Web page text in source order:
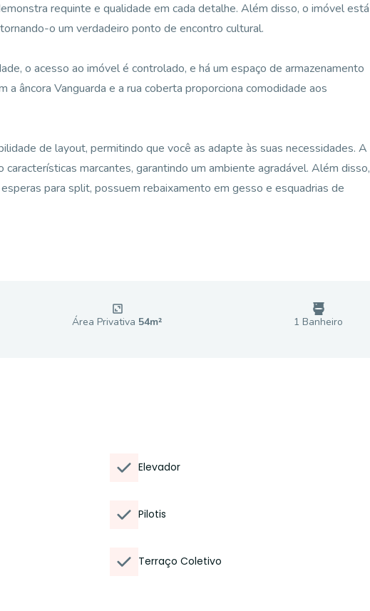
requinte e qualidade em cada detalhe. Além disso, o imóvel está
o um verdadeiro ponto de encontro cultural.
o acesso ao imóvel é controlado, e há um espaço de armazenamento
a âncora Vanguarda e a rua coberta proporciona comodidade aos
de layout, permitindo que você as adapte às suas necessidades. A
características marcantes, garantindo um ambiente agradável. Além disso,
para split, possuem rebaixamento em gesso e esquadrias de
Área Privativa 54m² 1 Banheiro
Elevador
Pilotis
Terraço Coletivo